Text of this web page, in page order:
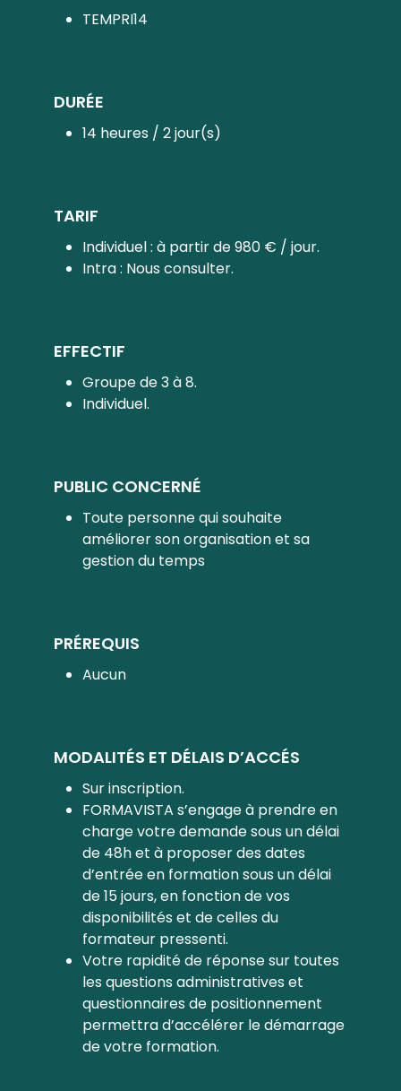
TEMPRI14
DURÉE
14 heures / 2 jour(s)
TARIF
Individuel : à partir de 980 € / jour.
Intra : Nous consulter.
EFFECTIF
Groupe de 3 à 8.
Individuel.
PUBLIC CONCERNÉ
Toute personne qui souhaite
améliorer son organisation et sa
gestion du temps
PRÉREQUIS
Aucun
MODALITÉS ET DÉLAIS D’ACCÉS
Sur inscription.
FORMAVISTA s’engage à prendre en
charge votre demande sous un délai
de 48h et à proposer des dates
d’entrée en formation sous un délai
de 15 jours, en fonction de vos
disponibilités et de celles du
formateur pressenti.
Votre rapidité de réponse sur toutes
les questions administratives et
questionnaires de positionnement
permettra d’accélérer le démarrage
de votre formation.